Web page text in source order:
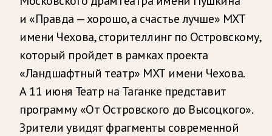
и «Правда — хорошо, а счастье лучше» МХТ
имени Чехова, сторителлинг по Островскому,
который пройдет в рамках проекта
«Ландшафтный театр» МХТ имени Чехова.
А 11 июня Театр на Таганке представит
программу «От Островского до Высоцкого».
Зрители увидят фрагменты современной